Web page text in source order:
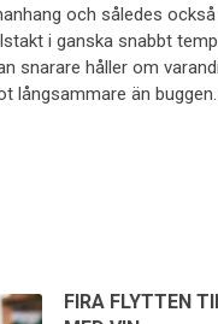
och således också
i ganska snabbt
snarare håller om
långsammare än
FIRA FLYTTEN